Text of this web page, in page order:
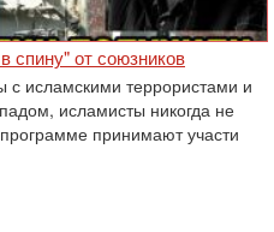
спину" от союзников
с исламскими террористами и
исламисты никогда не
принимают участи